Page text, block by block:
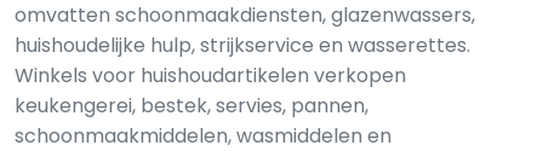
omvatten schoonmaakdiensten, glazenwassers,
huishoudelijke hulp, strijkservice en wasserettes.
Winkels voor huishoudartikelen verkopen
keukengerei, bestek, servies, pannen,
schoonmaakmiddelen, wasmiddelen en